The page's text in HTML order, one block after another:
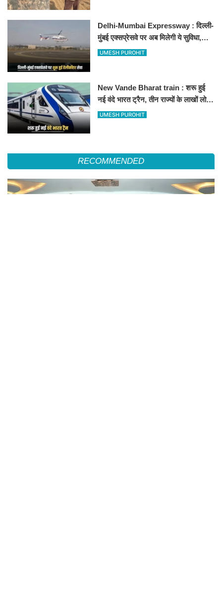
Delhi-Mumbai Expressway : दिल्ली-
मुंबई एक्सप्रेसवे पर अब मिलेगी ये सुविधा,
हेलीकॉप्टर सर्विस से तुरंत घायल पहुंचेगा
UMESH PUROHIT
New Vande Bharat train : शरू हुई
नई वंदे भारत ट्रैन, तीन राज्यों के लाखों लोगों
का सफर होगा आसान, देखें पूरा रूटमैप
UMESH PUROHIT
RECOMMENDED